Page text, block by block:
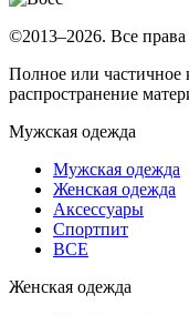
©2013–2026. Все
Полное или частичное
распространение
Мужская одежда
Мужская одежда
Женская одежда
Аксессуары
Спортпит
ВСЕ
Женская одежда